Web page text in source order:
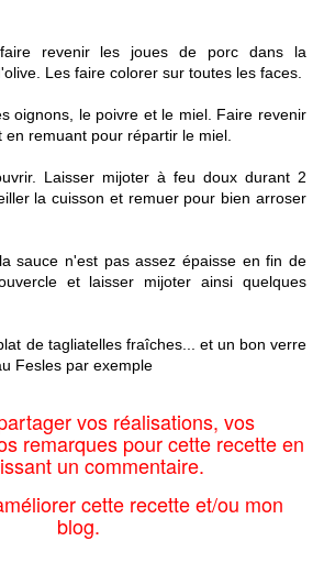
revenir les joues de porc dans la
Les faire colorer sur toutes les faces.
oignons, le poivre et le miel. Faire revenir
remuant pour répartir le miel.
Laisser mijoter à feu doux durant 2
la cuisson et remuer pour bien arroser
sauce n'est pas assez épaisse en fin de
et laisser mijoter ainsi quelques
de tagliatelles fraîches... et un bon verre
Fesles par exemple
vos réalisations, vos
remarques pour cette recette en
un commentaire.
cette recette et/ou mon
blog.